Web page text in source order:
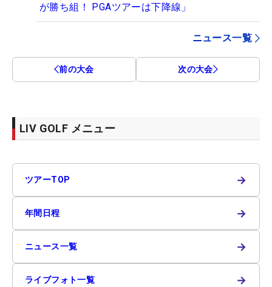
が勝ち組！ PGAツアーは下降線」
ニュース一覧
前の大会 次の大会
LIV GOLF メニュー
ツアーTOP →
年間日程 →
ニュース一覧 →
ライブフォト一覧 →